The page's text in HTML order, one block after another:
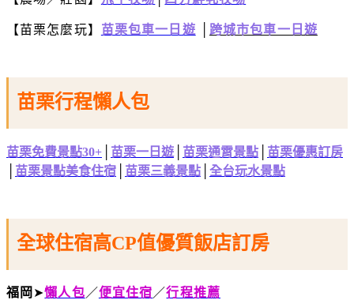
【苗栗怎麼玩】 苗栗包車一日遊 跨城市包車一日遊
苗栗行程懶人包
苗栗免費景點30+ 苗栗一日遊 苗栗通霄景點
苗栗優惠訂房
苗栗景點美食住宿 苗栗三義景點 全台玩水景點
全球住宿高CP值優質飯店訂房
福岡 ➤懶人包 ／便宜住宿 ／行程推薦